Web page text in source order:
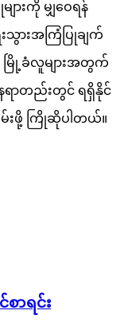
ားကို မျှဝေရန်
ားအကြံပြုချက်
နှင့် မြို့ခံလူများအတွက်
ာတည်းတွင် ရရှိနိုင်
းဖို့ ကြိုဆိုပါတယ်။
ာရင်း